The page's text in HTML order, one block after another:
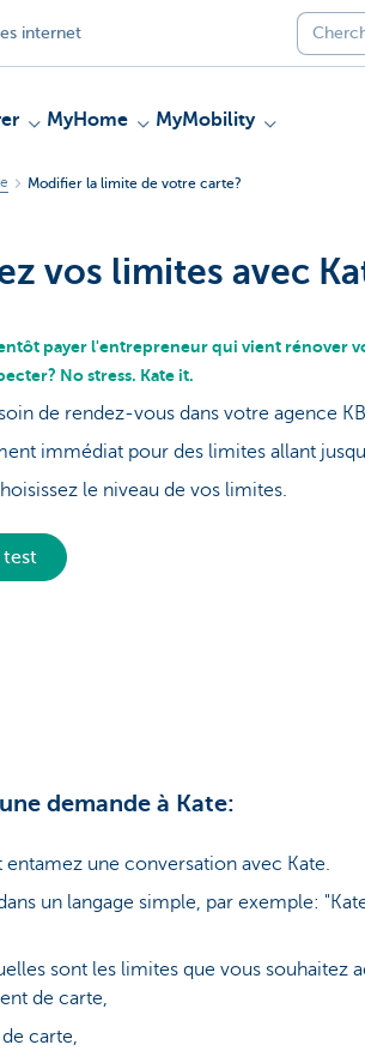
internet
MyHome MyMobility
Modifier la limite de votre carte?
vos limites avec
payer l'entrepreneur qui vient rénover
No stress. Kate it.
de rendez-vous dans votre agence
immédiat pour des limites allant
le niveau de vos limites.
test
demande à Kate:
une conversation avec Kate.
un langage simple, par exemple:
sont les limites que vous souhaitez
de carte,
carte,